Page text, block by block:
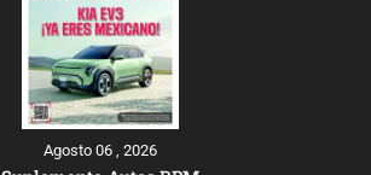
Agosto 06 , 2026